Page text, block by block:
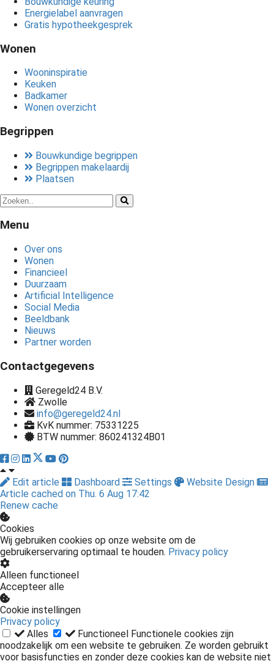
Energielabel aanvragen
Gratis hypotheekgesprek
Wonen
Wooninspiratie
Keuken
Badkamer
Wonen overzicht
Begrippen
Bouwkundige begrippen
Begrippen makelaardij
Plaatsen
Menu
Over ons
Wonen
Financieel
Duurzaam
Artificial Intelligence
Social Media
Beeldbank
Nieuws
Partner worden
Contactgegevens
Geregeld24 B.V.
Zwolle
info@geregeld24.nl
KvK nummer: 75331225
BTW nummer: 860241324B01
Edit article Dashboard Settings
Website Design
Article cached on Thu. 6 Aug 17:42
Renew cache
Cookies
Wij gebruiken cookies op onze website om de
gebruikerservaring optimaal te houden. Privacy policy
Alleen functioneel
Accepteer alle
Cookie instellingen
Privacy policy
Alles
Functioneel Functionele cookies zijn
noodzakelijk om een website te gebruiken. Ze worden gebruikt
voor basisfuncties en zonder deze cookies kan de website niet